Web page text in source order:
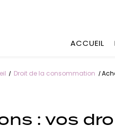
ACCUEIL
Droit de la consommation
: vos